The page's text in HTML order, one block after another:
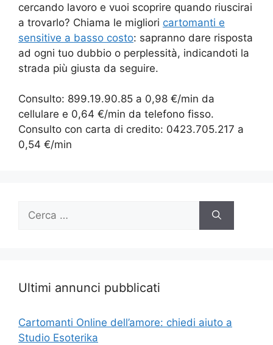
cercando lavoro e vuoi scoprire quando riuscirai
a trovarlo? Chiama le migliori cartomanti e
sensitive a basso costo: sapranno dare risposta
ad ogni tuo dubbio o perplessità, indicandoti la
strada più giusta da seguire.
Consulto: 899.19.90.85 a 0,98 €/min da
cellulare e 0,64 €/min da telefono fisso.
Consulto con carta di credito: 0423.705.217 a
0,54 €/min
Ricerca
Ultimi annunci pubblicati
Cartomanti Online dell’amore: chiedi aiuto a
Studio Esoterika